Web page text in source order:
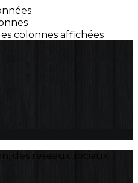
colonnes affichées
des réseaux sociaux